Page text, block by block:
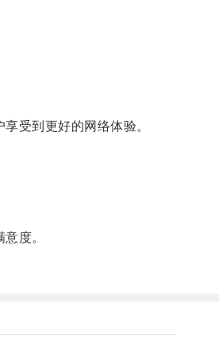
受到更好的网络体验。
度。